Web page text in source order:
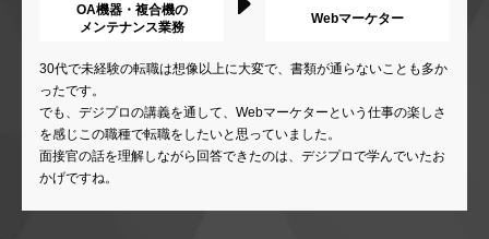
OA機器・複合機の
メンテナンス業務
Webマーケター
30代で未経験の転職は想像以上に大変で、書類が通らないことも多か
ったです。
でも、デジプロの講義を通して、Webマーケターという仕事の楽しさ
を感じこの職種で転職をしたいと思っていました。
面接官の話を理解しながら回答できたのは、デジプロで学んでいたお
かげですね。